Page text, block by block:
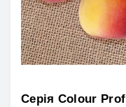
Серія Colour Prof